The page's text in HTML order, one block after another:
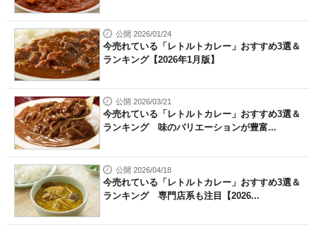
公開 2026/01/24
今売れている「レトルトカレー」おすすめ3選＆
ランキング【2026年1月版】
公開 2026/03/21
今売れている「レトルトカレー」おすすめ3選＆
ランキング 味のバリエーションが豊富...
公開 2026/04/18
今売れている「レトルトカレー」おすすめ3選＆
ランキング 専門店系も注目【2026...